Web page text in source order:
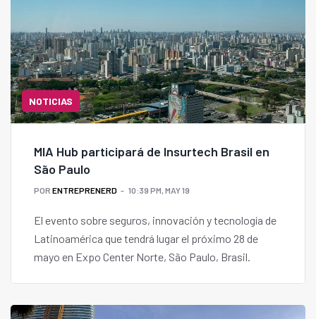
NOTICIAS
MIA Hub participará de Insurtech Brasil en
São Paulo
POR ENTREPRENERD 10:39 PM, MAY 19
El evento sobre seguros, innovación y tecnología de
Latinoamérica que tendrá lugar el próximo 28 de
mayo en Expo Center Norte, São Paulo, Brasil.